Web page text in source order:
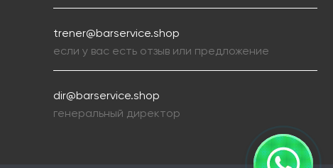
trener@barservice.shop
если у вас есть отзыв или предложение
dir@barservice.shop
генеральный директор